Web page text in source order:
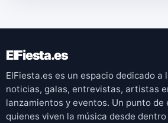
ElFiesta.es
ElFiesta.es es un espacio dedicado a
noticias, galas, entrevistas, artistas
lanzamientos y eventos. Un punto de
quienes viven la música desde